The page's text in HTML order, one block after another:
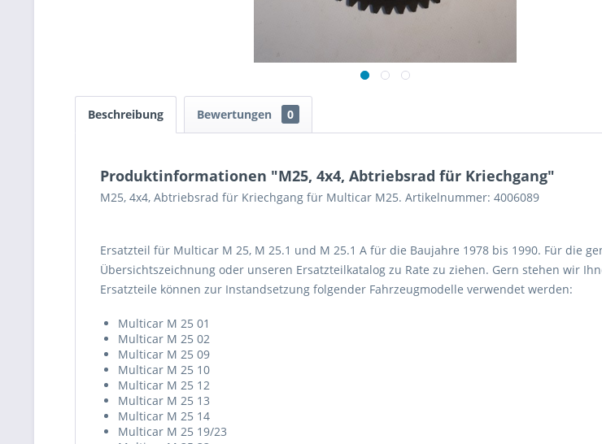
Beschreibung Bewertungen 0
Produktinformationen "M25, 4x4, Abtriebsrad für Kriechgang"
M25, 4x4, Abtriebsrad für Kriechgang für Multicar M25. Artikelnummer: 4006089
Ersatzteil für Multicar M 25, M 25.1 und M 25.1 A für die Baujahre 1978 bis 1990. Für die
Übersichtszeichnung oder unseren Ersatzteilkatalog zu Rate zu ziehen. Gern stehen wir
Ersatzteile können zur Instandsetzung folgender Fahrzeugmodelle verwendet werden:
Multicar M 25 01
Multicar M 25 02
Multicar M 25 09
Multicar M 25 10
Multicar M 25 12
Multicar M 25 13
Multicar M 25 14
Multicar M 25 19/23